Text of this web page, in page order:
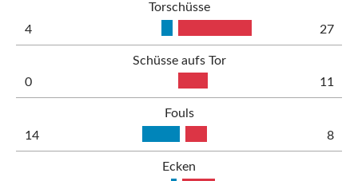
Torschüsse
4
27
Schüsse aufs Tor
0
11
Fouls
14
8
Ecken